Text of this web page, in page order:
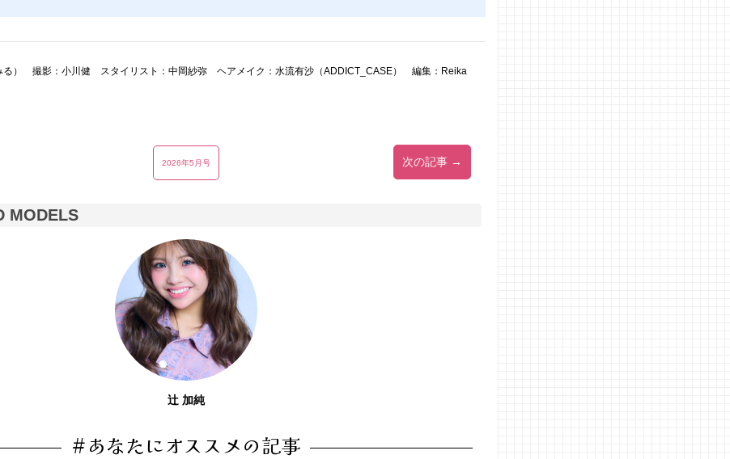
る） 撮影：小川健 スタイリスト：中岡紗弥 ヘアメイク：水流有沙（ADDICT_CASE） 編集：Reika
2026年5月号 次の記事 →
MODELS
辻 加純
#あなたにオススメの記事